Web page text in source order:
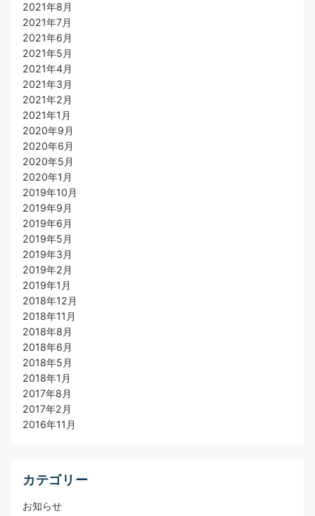
2021年8月
2021年7月
2021年6月
2021年5月
2021年4月
2021年3月
2021年2月
2021年1月
2020年9月
2020年6月
2020年5月
2020年1月
2019年10月
2019年9月
2019年6月
2019年5月
2019年3月
2019年2月
2019年1月
2018年12月
2018年11月
2018年8月
2018年6月
2018年5月
2018年1月
2017年8月
2017年2月
2016年11月
カテゴリー
お知らせ